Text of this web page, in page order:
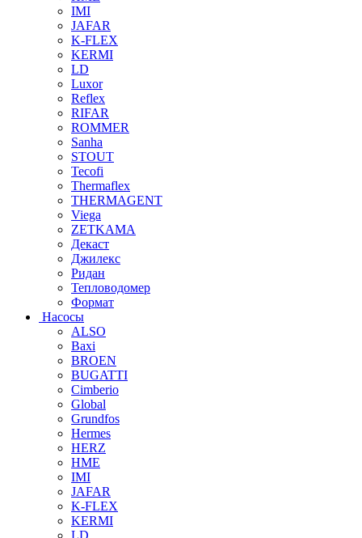
IMI
JAFAR
K-FLEX
KERMI
LD
Luxor
Reflex
RIFAR
ROMMER
Sanha
STOUT
Tecofi
Thermaflex
THERMAGENT
Viega
ZETKAMA
Декаст
Джилекс
Ридан
Тепловодомер
Формат
Насосы
ALSO
Baxi
BROEN
BUGATTI
Cimberio
Global
Grundfos
Hermes
HERZ
HME
IMI
JAFAR
K-FLEX
KERMI
LD